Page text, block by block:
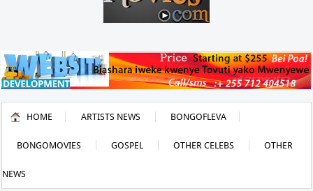
HOME ARTISTS NEWS BONGOFLEVA
BONGOMOVIES GOSPEL OTHER CELEBS OTHER
NEWS